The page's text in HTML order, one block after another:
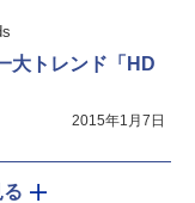
大トレンド「HD
2015年1月7日